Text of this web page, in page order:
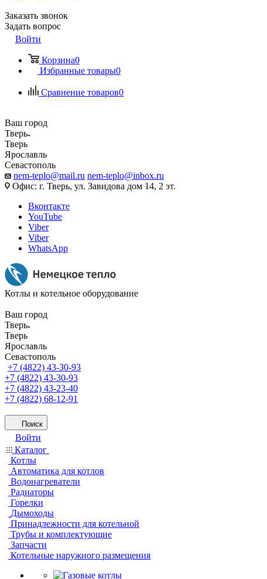
Заказать звонок
Задать вопрос
Войти
Корзина0
Избранные товары0
Сравнение товаров0
Ваш город
Тверь
Тверь
Ярославль
Севастополь
nem-teplo@mail.ru nem-teplo@inbox.ru
Офис: г. Тверь, ул. Завидова дом 14, 2 эт.
Вконтакте
YouTube
Viber
Viber
WhatsApp
Котлы и котельное оборудование
Ваш город
Тверь
Тверь
Ярославль
Севастополь
+7 (4822) 43-30-93
+7 (4822) 43-30-93
+7 (4822) 43-23-40
+7 (4822) 68-12-91
Поиск
Войти
Каталог
Котлы
Автоматика для котлов
Водонагреватели
Радиаторы
Горелки
Дымоходы
Принадлежности для котельной
Трубы и комплектующие
Запчасти
Котельные наружного размещения